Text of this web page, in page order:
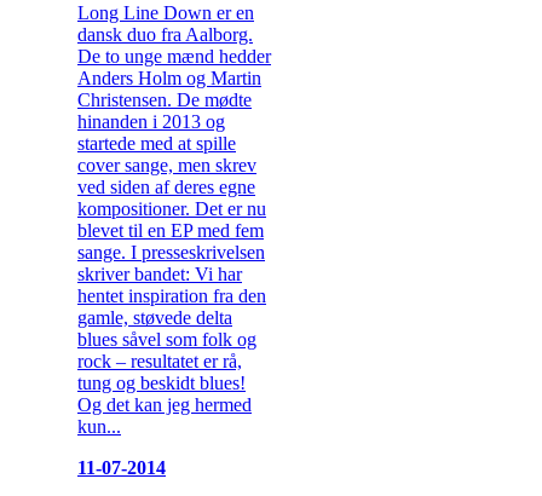
Long Line Down er en
dansk duo fra Aalborg.
De to unge mænd hedder
Anders Holm og Martin
Christensen. De mødte
hinanden i 2013 og
startede med at spille
cover sange, men skrev
ved siden af deres egne
kompositioner. Det er nu
blevet til en EP med fem
sange. I presseskrivelsen
skriver bandet: Vi har
hentet inspiration fra den
gamle, støvede delta
blues såvel som folk og
rock – resultatet er rå,
tung og beskidt blues!
Og det kan jeg hermed
kun...
11-07-2014